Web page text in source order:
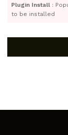
Plugin Install :
to be installed